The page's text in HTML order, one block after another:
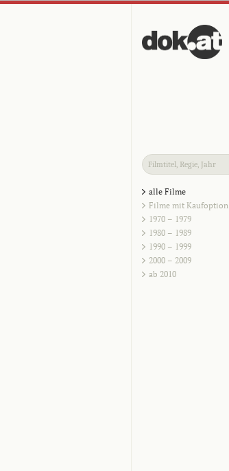
alle Filme
Filme mit Kaufoption
1970 – 1979
1980 – 1989
1990 – 1999
2000 – 2009
ab 2010